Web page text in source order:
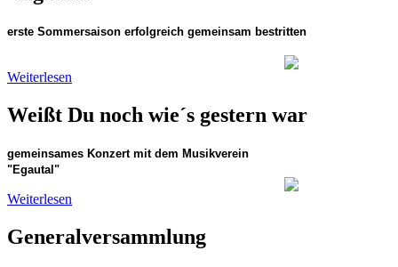
erste Sommersaison erfolgreich gemeinsam bestritten
Weiterlesen
Weißt Du noch wie´s gestern war
gemeinsames Konzert mit dem Musikverein
Weiterlesen
Generalversammlung